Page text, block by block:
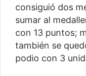
consiguió dos
sumar al
con 13 puntos;
también se
podio con 3